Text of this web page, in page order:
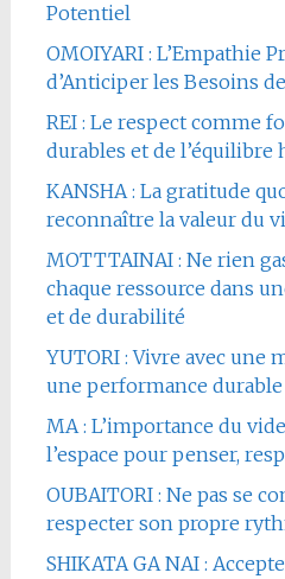
Potentiel
OMOIYARI : L’Empathie
d’Anticiper les Besoins
REI : Le respect comme
durables et de l’équilibre
KANSHA : La gratitude
reconnaître la valeur du
MOTTTAINAI : Ne rien
chaque ressource dans
et de durabilité
YUTORI : Vivre avec une
une performance durable
MA : L’importance du
l’espace pour penser,
OUBAITORI : Ne pas se
respecter son propre
SHIKATA GA NAI :